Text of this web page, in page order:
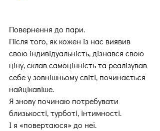
Повернення до пари.
Після того, як кожен із нас виявив
свою індивідуальність, дізнався свою
ціну, склав самоцінність та реалізував
себе у зовнішньому світі, починається
найцікавіше.
Я знову починаю потребувати
близькості, турботі, інтимності.
І я «повертаюся» до неї.